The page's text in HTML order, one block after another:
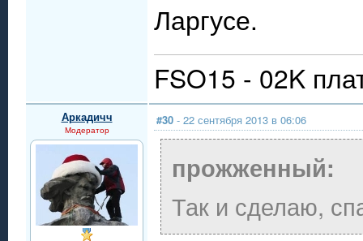
Ларгусе.
FSO15 - 02K
Аркадичч
Модератор
#30 - 22 сентября 2013 в 06:06
прожженный:
Так и сделаю,